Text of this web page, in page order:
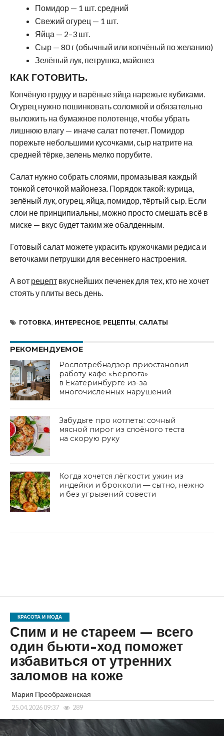
Помидор — 1 шт. средний
Свежий огурец — 1 шт.
Яйца — 2–3 шт.
Сыр — 80 г (обычный или копчёный по желанию)
Зелёный лук, петрушка, майонез
КАК ГОТОВИТЬ.
Копчёную грудку и варёные яйца нарежьте кубиками.
Огурец нужно пошинковать соломкой и обязательно
выложить на бумажное полотенце, чтобы убрать
лишнюю влагу — иначе салат потечет. Помидор
порежьте небольшими кусочками, сыр натрите на
средней тёрке, зелень мелко порубите.
Салат нужно собрать слоями, промазывая каждый
тонкой сеточкой майонеза. Порядок такой: курица,
зелёный лук, огурец, яйца, помидор, тёртый сыр. Если
слои не принципиальны, можно просто смешать всё в
миске — вкус будет таким же обалденным.
Готовый салат можете украсить кружочками редиса и
веточками петрушки для весеннего настроения.
А вот рецептвкуснейших печенек для тех, кто не хочет
стоять у плиты весь день.
ГОТОВКА, ИНТЕРЕСНОЕ, РЕЦЕПТЫ, САЛАТЫ
РЕКОМЕНДУЕМОЕ
Роспотребнадзор приостановил
работу кафе «Берлога»
в Екатеринбурге из-за
многочисленных нарушений
Забудьте про котлеты: сочный
мясной пирог из слоёного теста
на скорую руку
Когда хочется лёгкости: ужин из
индейки и брокколи — сытно, нежно
и без угрызений совести
КРАСОТА И МОДА
Спим и не стареем — всего
один бьюти-ход поможет
избавиться от утренних
заломов на коже
Мария Преображенская
25.04.2026 09:37 289